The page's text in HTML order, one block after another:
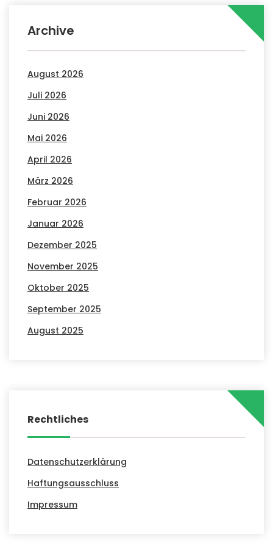
Archive
August 2026
Juli 2026
Juni 2026
Mai 2026
April 2026
März 2026
Februar 2026
Januar 2026
Dezember 2025
November 2025
Oktober 2025
September 2025
August 2025
Rechtliches
Datenschutzerklärung
Haftungsausschluss
Impressum